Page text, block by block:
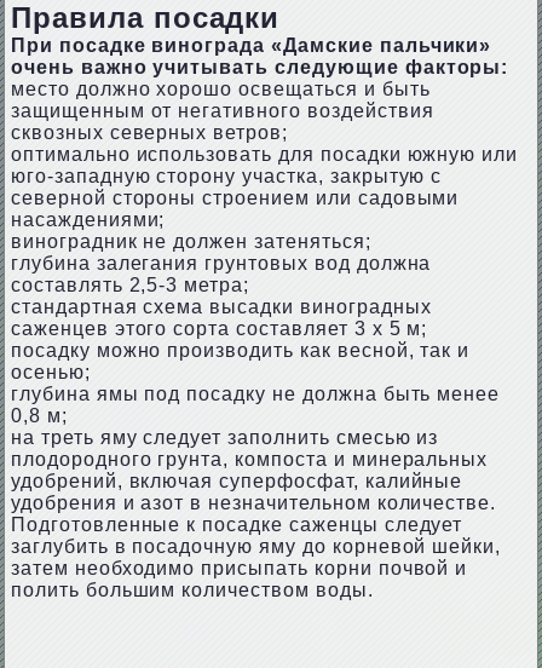
Правила посадки
При посадке винограда «Дамские пальчики»
очень важно учитывать следующие факторы:
место должно хорошо освещаться и быть
защищенным от негативного воздействия
сквозных северных ветров;
оптимально использовать для посадки южную или
юго-западную сторону участка, закрытую с
северной стороны строением или садовыми
насаждениями;
виноградник не должен затеняться;
глубина залегания грунтовых вод должна
составлять 2,5-3 метра;
стандартная схема высадки виноградных
саженцев этого сорта составляет 3 х 5 м;
посадку можно производить как весной, так и
осенью;
глубина ямы под посадку не должна быть менее
0,8 м;
на треть яму следует заполнить смесью из
плодородного грунта, компоста и минеральных
удобрений, включая суперфосфат, калийные
удобрения и азот в незначительном количестве.
Подготовленные к посадке саженцы следует
заглубить в посадочную яму до корневой шейки,
затем необходимо присыпать корни почвой и
полить большим количеством воды.